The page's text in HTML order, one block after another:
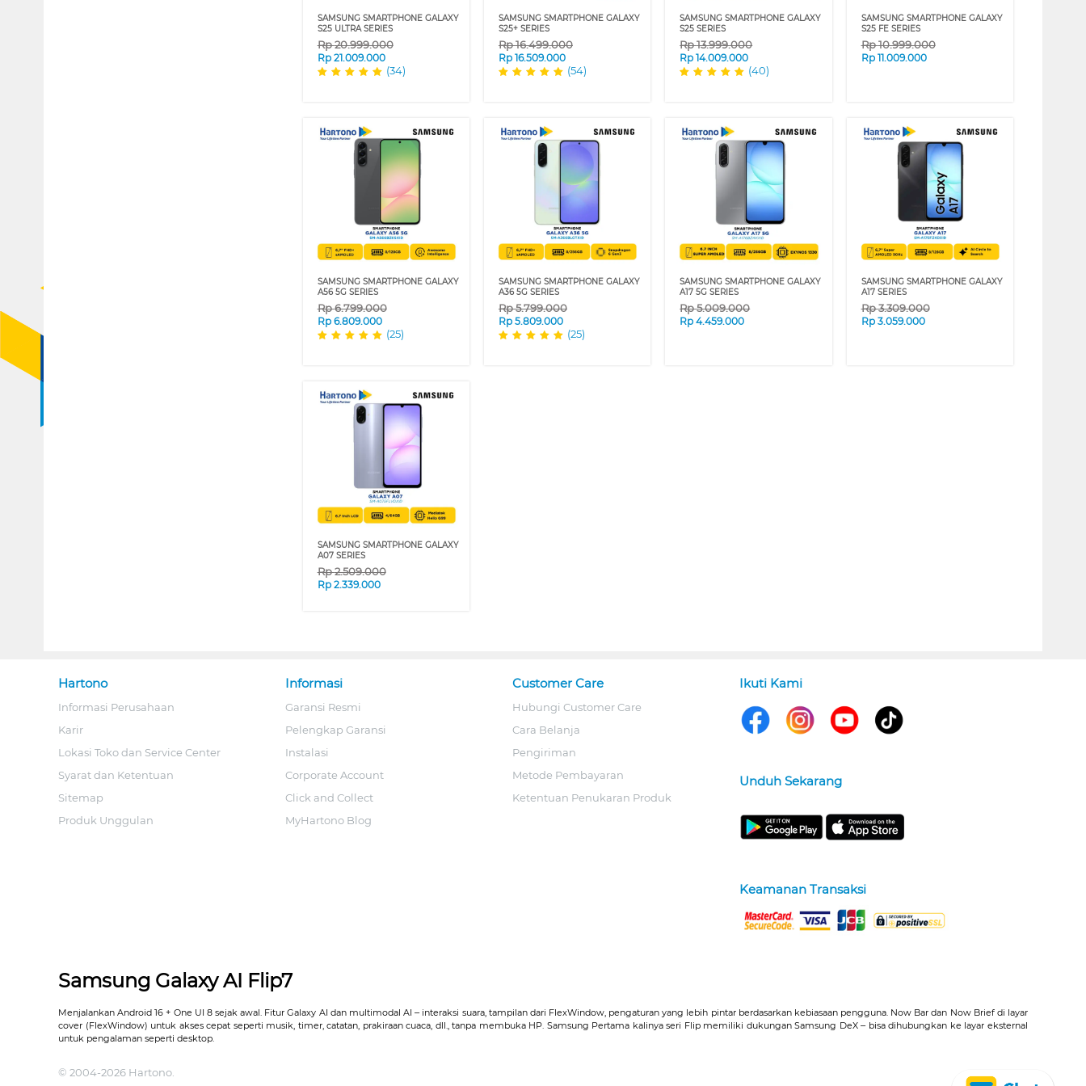
SAMSUNG SMARTPHONE GALAXY
S25 ULTRA SERIES
Rp20.999.000
Rp 21.009.000
(34)
SAMSUNG SMARTPHONE GALAXY
S25+ SERIES
Rp16.499.000
Rp 16.509.000
(54)
SAMSUNG SMARTPHONE GALAXY
S25 SERIES
Rp13.999.000
Rp14.009.000
(40)
SAMSUNG SMARTPHONE GALAXY
S25 FE SERIES
Rp10.999.000
Rp 11.009.000
SAMSUNG SMARTPHONE GALAXY
A56 5G SERIES
Rp6.799.000
Rp 6.809.000
(25)
SAMSUNG SMARTPHONE GALAXY
A36 5G SERIES
Rp5.799.000
Rp 5.809.000
(25)
SAMSUNG SMARTPHONE GALAXY
A17 5G SERIES
Rp5.009.000
Rp4.459.000
SAMSUNG SMARTPHONE GALAXY
A17 SERIES
Rp3.309.000
Rp 3.059.000
SAMSUNG SMARTPHONE GALAXY
A07 SERIES
Rp2.509.000
Rp 2.339.000
Hartono
Informasi Perusahaan
Karir
Lokasi Toko dan Service Center
Syarat dan Ketentuan
Sitemap
Produk Unggulan
Informasi
Garansi Resmi
Pelengkap Garansi
Instalasi
Corporate Account
Click and Collect
MyHartono Blog
Customer Care
Hubungi Customer Care
Cara Belanja
Pengiriman
Metode Pembayaran
Ketentuan Penukaran Produk
Ikuti Kami
Unduh Sekarang
Keamanan Transaksi
Samsung Galaxy AI Flip7
Menjalankan Android 16 + One UI 8 sejak awal. Fitur Galaxy AI dan multimodal AI ‒ interaksi suara, tampilan dari FlexWindow, pengaturan yang lebih pintar berdasarkan kebiasaan pengguna. Now Bar dan Now Brief di layar
cover (FlexWindow) untuk akses cepat seperti musik, timer, catatan, prakiraan cuaca, dll., tanpa membuka HP. Samsung Pertama kalinya seri Flip memiliki dukungan Samsung DeX ‒ bisa dihubungkan ke layar eksternal
untuk pengalaman seperti desktop.
© 2004-2026 Hartono.